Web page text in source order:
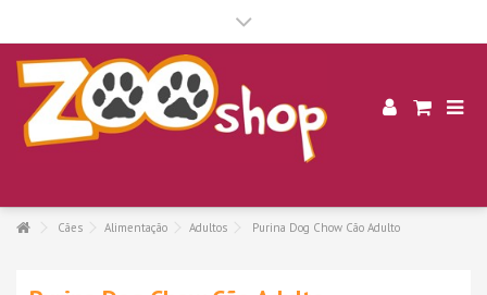
Cães Alimentação Adultos Purina Dog Chow Cão Adulto